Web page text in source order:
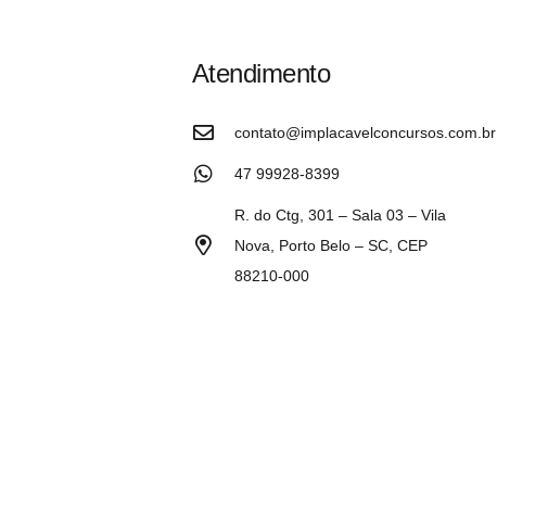
Atendimento
contato@implacavelconcursos.com.br
47 99928-8399
R. do Ctg, 301 – Sala 03 – Vila
Nova, Porto Belo – SC, CEP
88210-000